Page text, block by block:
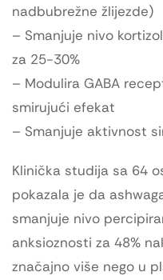
nadbubrežne žlijezde)
– Smanjuje nivo
za 25-30%
– Modulira GABA
smirujući efekat
– Smanjuje aktivnost
Klinička studija sa 64
pokazala je da
smanjuje nivo
anksioznosti za 48%
značajno više nego u